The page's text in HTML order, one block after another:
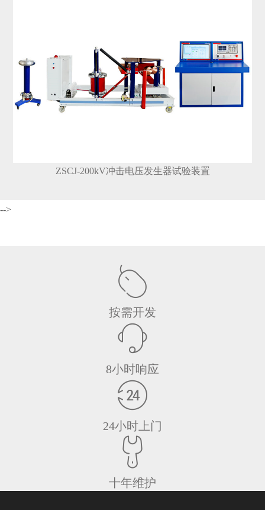
ZSCJ-200kV冲击电压发生器试验装置
-->
按需开发
8小时响应
24小时上门
十年维护